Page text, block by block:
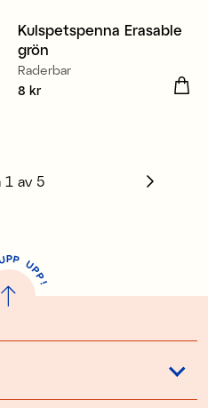
Kulspetspenna Erasable
grön
Raderbar
Pris
8 kr
1 av 5
PP UP
P
!